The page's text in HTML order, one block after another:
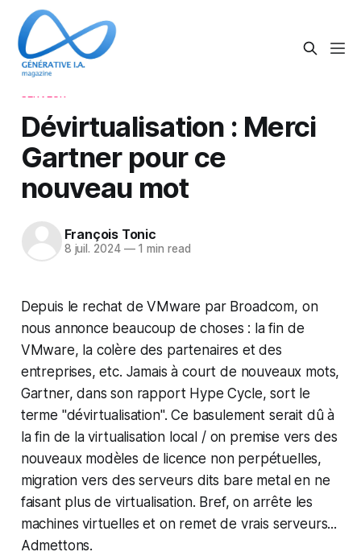
Dévirtualisation : Merci
Gartner pour ce
nouveau mot
François Tonic
8 juil. 2024 —1 min read
Depuis le rechat de VMware par Broadcom, on
nous annonce beaucoup de choses : la fin de
VMware, la colère des partenaires et des
entreprises, etc. Jamais à court de nouveaux mots,
Gartner, dans son rapport Hype Cycle, sort le
terme "dévirtualisation". Ce basulement serait dû à
la fin de la virtualisation local / on premise vers des
nouveaux modèles de licence non perpétuelles,
migration vers des serveurs dits bare metal en ne
faisant plus de virtualisation. Bref, on arrête les
machines virtuelles et on remet de vrais serveurs...
Admettons.